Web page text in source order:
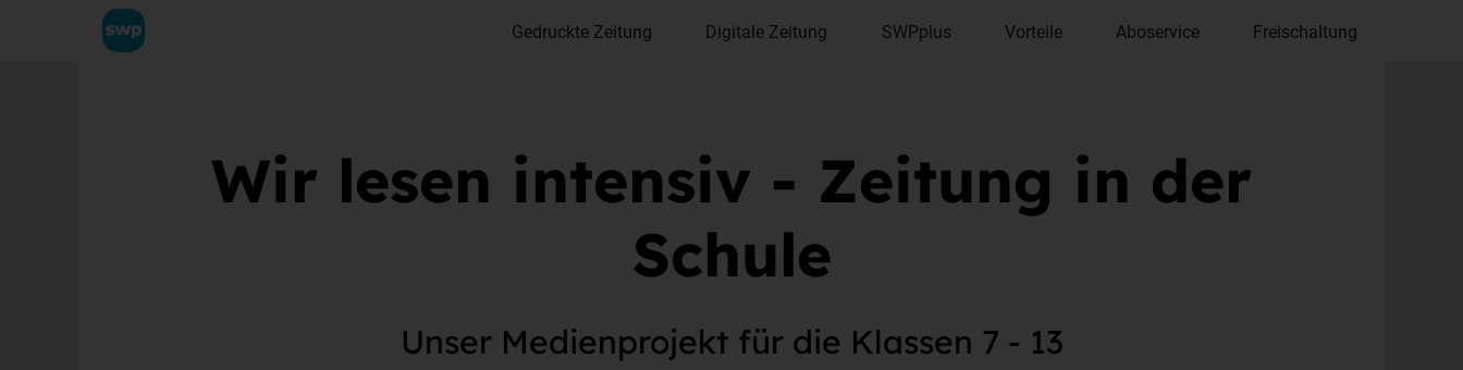
Gedruckte Zeitung Digitale Zeitung SWPplus Vorteile Aboservice Freischaltung
Wir lesen intensiv - Zeitung in der
Schule
Unser Medienprojekt für die Klassen 7 - 13